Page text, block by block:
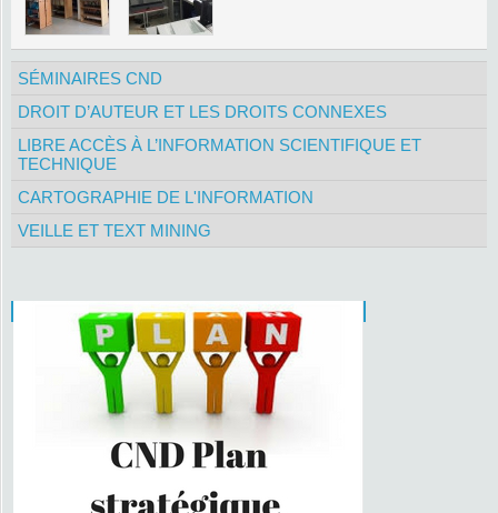
SÉMINAIRES CND
DROIT D’AUTEUR ET LES DROITS CONNEXES
LIBRE ACCÈS À L’INFORMATION SCIENTIFIQUE ET
TECHNIQUE
CARTOGRAPHIE DE L'INFORMATION
VEILLE ET TEXT MINING